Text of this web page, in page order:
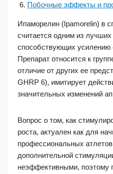
Побочные эффекты и
Ипаморелин (Ipamorelin) в
считается одним из лучших
способствующих усилению
Препарат относится к
отличие от других ее
GHRP 6), имитирует
значительных изменений
Вопрос о том, как
роста, актуален как для
профессиональных
дополнительной
неэффективными, поэтому